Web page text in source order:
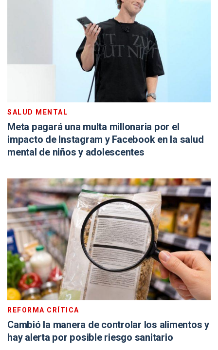
SALUD MENTAL
Meta pagará una multa millonaria por el
impacto de Instagram y Facebook en la salud
mental de niños y adolescentes
REFORMA CRÍTICA
Cambió la manera de controlar los alimentos y
hay alerta por posible riesgo sanitario